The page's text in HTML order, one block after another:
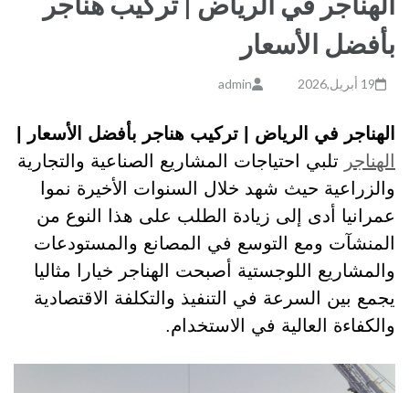
بأفضل الأسعار
19 أبريل,2026 admin
الهناجر في الرياض | تركيب هناجر بأفضل الأسعار |
الهناجر تلبي احتياجات المشاريع الصناعية والتجارية
والزراعية حيث شهد خلال السنوات الأخيرة نموا
عمرانيا أدى إلى زيادة الطلب على هذا النوع من
المنشآت ومع التوسع في المصانع والمستودعات
والمشاريع اللوجستية أصبحت الهناجر خيارا مثاليا
يجمع بين السرعة في التنفيذ والتكلفة الاقتصادية
والكفاءة العالية في الاستخدام.